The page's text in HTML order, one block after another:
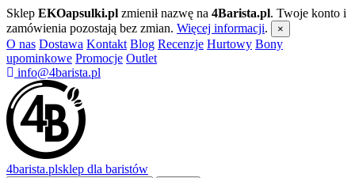
Sklep EKOapsulki.pl zmienił nazwę na 4Barista.pl. Twoje konto i
zamówienia pozostają bez zmian. Więcej informacji. ×
O nas Dostawa Kontakt Blog Recenzje Hurtowy Bony
upominkowe Promocje Outlet
info@4barista.pl
4barista.plsklep dla baristów